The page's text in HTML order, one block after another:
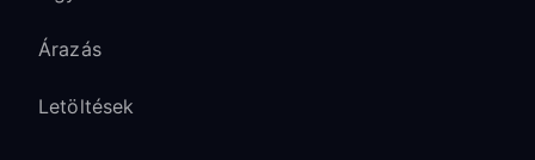
Árazás
Letöltések